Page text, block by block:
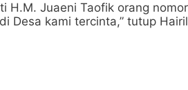
H.M. Juaeni Taofik orang
Desa kami tercinta,” tutup